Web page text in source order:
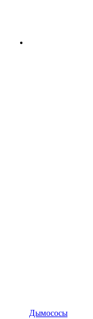
Дымососы